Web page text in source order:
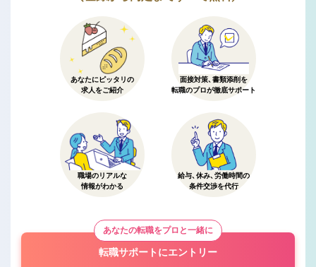
あなたにピッタリの
求人をご紹介
面接対策、書類添削を
転職のプロが徹底サポート
職場のリアルな
情報がわかる
給与、休み、労働時間の
条件交渉を代行
あなたの転職をプロと一緒に
転職サポートにエントリー